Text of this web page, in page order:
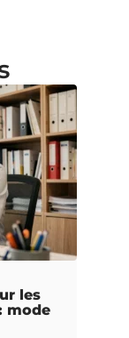
les
mode